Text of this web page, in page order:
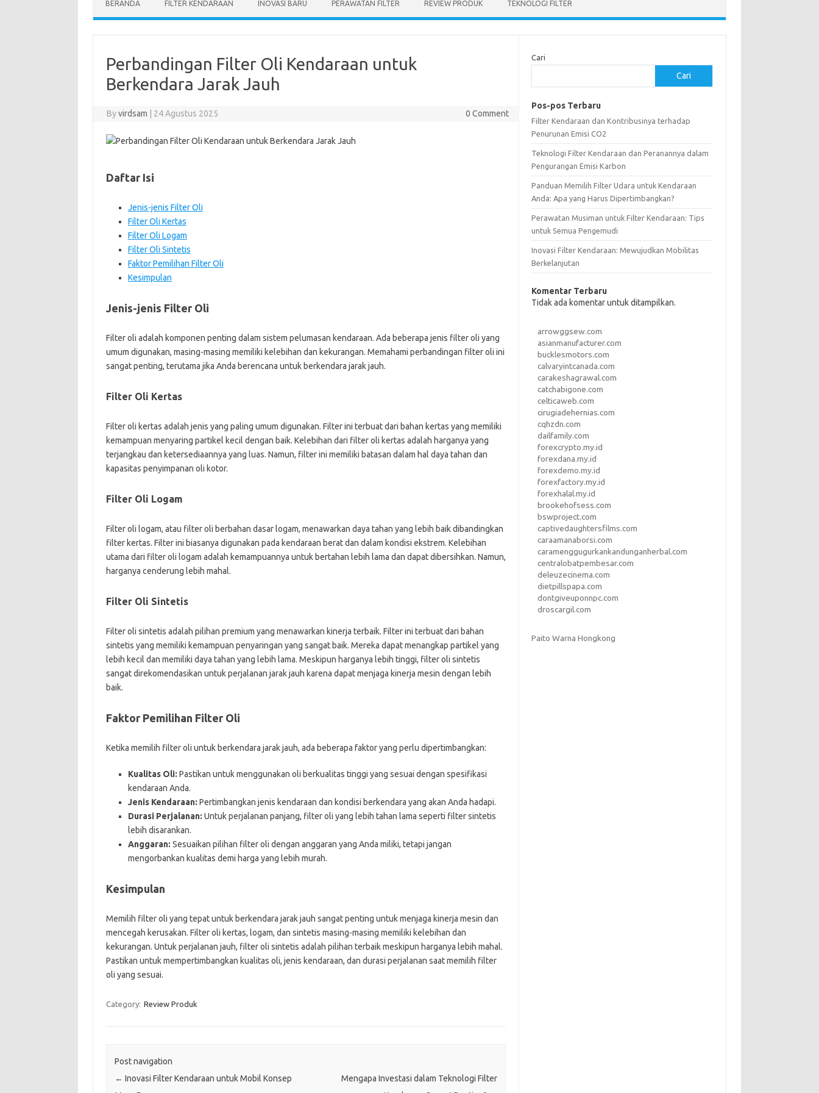
BERANDA FILTER KENDARAAN INOVASI BARU PERAWATAN FILTER REVIEW PRODUK TEKNOLOGI FILTER
Perbandingan Filter Oli Kendaraan untuk
Berkendara Jarak Jauh
Byvirdsam 24 Agustus 2025 0 Comment
Daftar Isi
Jenis-jenis Filter Oli
Filter Oli Kertas
Filter Oli Logam
Filter Oli Sintetis
Faktor Pemilihan Filter Oli
Kesimpulan
Jenis-jenis Filter Oli
Filter oli adalah komponen penting dalam sistem pelumasan kendaraan. Ada beberapa jenis filter oli yang
umum digunakan, masing-masing memiliki kelebihan dan kekurangan. Memahami perbandingan filter oli ini
sangat penting, terutama jika Anda berencana untuk berkendara jarak jauh.
Filter Oli Kertas
Filter oli kertas adalah jenis yang paling umum digunakan. Filter ini terbuat dari bahan kertas yang memiliki
kemampuan menyaring partikel kecil dengan baik. Kelebihan dari filter oli kertas adalah harganya yang
terjangkau dan ketersediaannya yang luas. Namun, filter ini memiliki batasan dalam hal daya tahan dan
kapasitas penyimpanan oli kotor.
Filter Oli Logam
Filter oli logam, atau filter oli berbahan dasar logam, menawarkan daya tahan yang lebih baik dibandingkan
filter kertas. Filter ini biasanya digunakan pada kendaraan berat dan dalam kondisi ekstrem. Kelebihan
utama dari filter oli logam adalah kemampuannya untuk bertahan lebih lama dan dapat dibersihkan. Namun,
harganya cenderung lebih mahal.
Filter Oli Sintetis
Filter oli sintetis adalah pilihan premium yang menawarkan kinerja terbaik. Filter ini terbuat dari bahan
sintetis yang memiliki kemampuan penyaringan yang sangat baik. Mereka dapat menangkap partikel yang
lebih kecil dan memiliki daya tahan yang lebih lama. Meskipun harganya lebih tinggi, filter oli sintetis
sangat direkomendasikan untuk perjalanan jarak jauh karena dapat menjaga kinerja mesin dengan lebih
baik.
Faktor Pemilihan Filter Oli
Ketika memilih filter oli untuk berkendara jarak jauh, ada beberapa faktor yang perlu dipertimbangkan:
Kualitas Oli: Pastikan untuk menggunakan oli berkualitas tinggi yang sesuai dengan spesifikasi
kendaraan Anda.
Jenis Kendaraan: Pertimbangkan jenis kendaraan dan kondisi berkendara yang akan Anda hadapi.
Durasi Perjalanan: Untuk perjalanan panjang, filter oli yang lebih tahan lama seperti filter sintetis
lebih disarankan.
Anggaran: Sesuaikan pilihan filter oli dengan anggaran yang Anda miliki, tetapi jangan
mengorbankan kualitas demi harga yang lebih murah.
Kesimpulan
Memilih filter oli yang tepat untuk berkendara jarak jauh sangat penting untuk menjaga kinerja mesin dan
mencegah kerusakan. Filter oli kertas, logam, dan sintetis masing-masing memiliki kelebihan dan
kekurangan. Untuk perjalanan jauh, filter oli sintetis adalah pilihan terbaik meskipun harganya lebih mahal.
Pastikan untuk mempertimbangkan kualitas oli, jenis kendaraan, dan durasi perjalanan saat memilih filter
oli yang sesuai.
Category: Review Produk
Post navigation
← Inovasi Filter Kendaraan untuk Mobil Konsep
Mengapa Investasi dalam Teknologi Filter
Cari
Cari
Pos-pos Terbaru
Filter Kendaraan dan Kontribusinya terhadap
Penurunan Emisi CO2
Teknologi Filter Kendaraan dan Peranannya dalam
Pengurangan Emisi Karbon
Panduan Memilih Filter Udara untuk Kendaraan
Anda: Apa yang Harus Dipertimbangkan?
Perawatan Musiman untuk Filter Kendaraan: Tips
untuk Semua Pengemudi
Inovasi Filter Kendaraan: Mewujudkan Mobilitas
Berkelanjutan
Komentar Terbaru
Tidak ada komentar untuk ditampilkan.
arrowggsew.com
asianmanufacturer.com
bucklesmotors.com
calvaryintcanada.com
carakeshagrawal.com
catchabigone.com
celticaweb.com
cirugiadehernias.com
cqhzdn.com
dailfamily.com
forexcrypto.my.id
forexdana.my.id
forexdemo.my.id
forexfactory.my.id
forexhalal.my.id
brookehofsess.com
bswproject.com
captivedaughtersfilms.com
caraamanaborsi.com
caramenggugurkankandunganherbal.com
centralobatpembesar.com
deleuzecinema.com
dietpillspapa.com
dontgiveuponnpc.com
droscargil.com
Paito Warna Hongkong